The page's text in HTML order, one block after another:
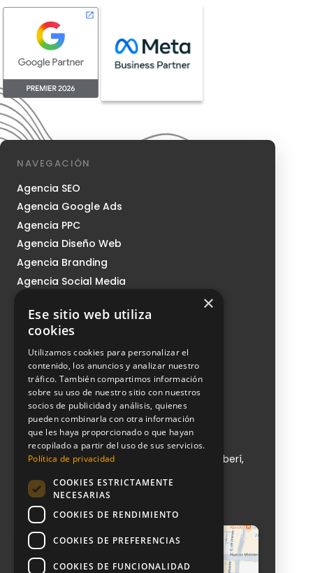
NAVEGACIÓN
Agencia SEO
Agencia Google Ads
Agencia PPC
Agencia Diseño Web
Agencia Branding
Agencia Social Media
Nosotros
Sistema CMI
Podcast
Blog
Contacto
NeoAttack
Calle de Sta Engracia, 151, 1, puerta 1, Chamberí,
+ 34 910 612 029
info@neoattack.com
×
Ese sitio web utiliza
cookies
Utilizamos cookies para personalizar el
contenido, los anuncios y analizar nuestro
tráfico. También compartimos información
sobre su uso de nuestro sitio con nuestros
socios de publicidad y análisis, quienes
pueden combinarla con otra información
que les haya proporcionado o que hayan
recopilado a partir del uso de sus servicios.
Política de privacidad
COOKIES ESTRICTAMENTE
NECESARIAS
COOKIES DE RENDIMIENTO
COOKIES DE PREFERENCIAS
COOKIES DE FUNCIONALIDAD